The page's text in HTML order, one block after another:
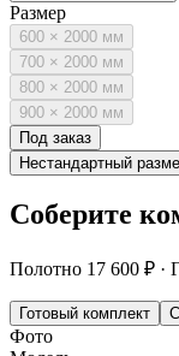
Размер
600 × 2000 мм
700 × 2000 мм
800 × 2000 мм
900 × 2000 мм
Под заказ
Нестандартный
Соберите
Полотно 17 600 ₽ ·
Готовый комплект
Фото